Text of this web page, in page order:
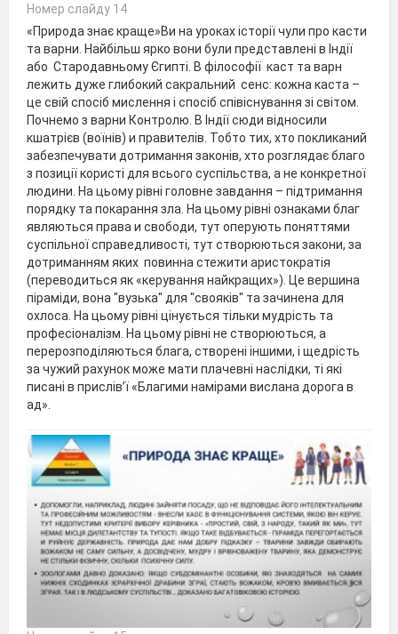
Номер слайду 14
«Природа знає краще»Ви на уроках історії чули про касти
та варни. Найбільш ярко вони були представлені в Індії
або Стародавньому Єгипті. В філософії каст та варн
лежить дуже глибокий сакральний сенс: кожна каста –
це свій спосіб мислення і спосіб співіснування зі світом.
Почнемо з варни Контролю. В Індії сюди відносили
кшатрієв (воїнів) и правителів. Тобто тих, хто покликаний
забезпечувати дотримання законів, хто розглядає благо
з позиції користі для всього суспільства, а не конкретної
людини. На цьому рівні головне завдання – підтримання
порядку та покарання зла. На цьому рівні ознаками благ
являються права и свободи, тут оперують поняттями
суспільної справедливості, тут створюються закони, за
дотриманням яких повинна стежити аристократія
(переводиться як «керування найкращих»). Це вершина
піраміди, вона "вузька" для "свояків" та зачинена для
охлоса. На цьому рівні цінується тільки мудрість та
професіоналізм. На цьому рівні не створюються, а
перерозподіляються блага, створені іншими, і щедрість
за чужий рахунок може мати плачевні наслідки, ті які
писані в прислів’ї «Благими намірами вислана дорога в
ад».